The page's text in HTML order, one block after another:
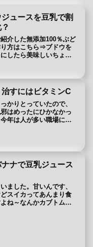
ュースを豆乳で割
介した無添加100％ぶど
り方はこちら⇒ブドウを
したら美味しいちょっ
作り豆乳です(*´з`)美味
り方入れみ...
すにはビタミンC
かりとっていたので、
はめったにひかなかっ
年は人が多い職場に行
たことで回復が今ま...
ナで豆乳ジュース
ました。甘いんです、
スイカってあんまり食
ね～なんかカブトムシ